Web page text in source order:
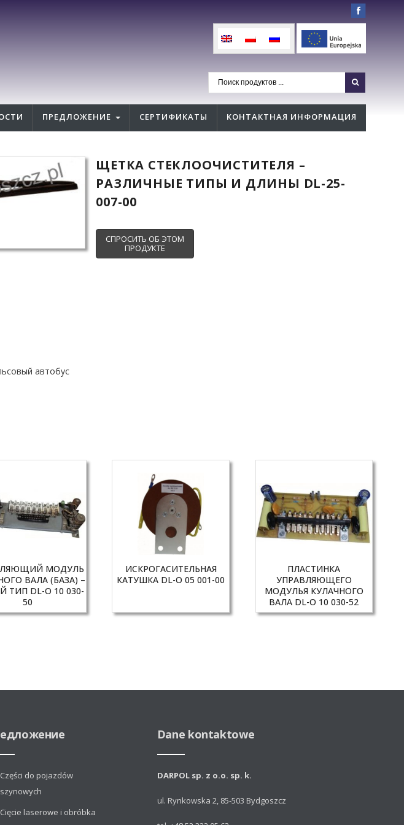
ПРЕДЛОЖЕНИЕ СЕРТИФИКАТЫ КОНТАКТНАЯ ИНФОРМАЦИЯ
ЩЕТКА СТЕКЛООЧИСТИТЕЛЯ –
РАЗЛИЧНЫЕ ТИПЫ И ДЛИНЫ DL-25-
007-00
автобус
МОДУЛЬ
ВАЛА (БАЗА) –
ТИП DL-O 10 030-
50
ИСКРОГАСИТЕЛЬНАЯ
КАТУШКА DL-O 05 001-00
ПЛАСТИНКА
УПРАВЛЯЮЩЕГО
МОДУЛЬЯ КУЛАЧНОГО
ВАЛА DL-O 10 030-52
Części do pojazdów
szynowych
Cięcie laserowe i obróbka
Dane kontaktowe
DARPOL sp. z o.o. sp. k.
ul. Rynkowska 2, 85-503 Bydgoszcz